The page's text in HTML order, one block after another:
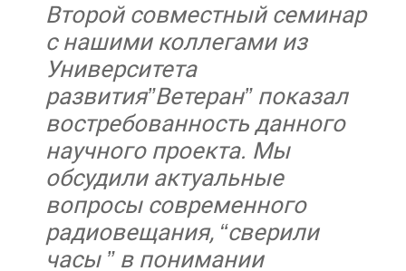
Второй совместный семинар
с нашими коллегами из
Университета
развития”Ветеран” показал
востребованность данного
научного проекта. Мы
обсудили актуальные
вопросы современного
радиовещания, “сверили
часы ” в понимании